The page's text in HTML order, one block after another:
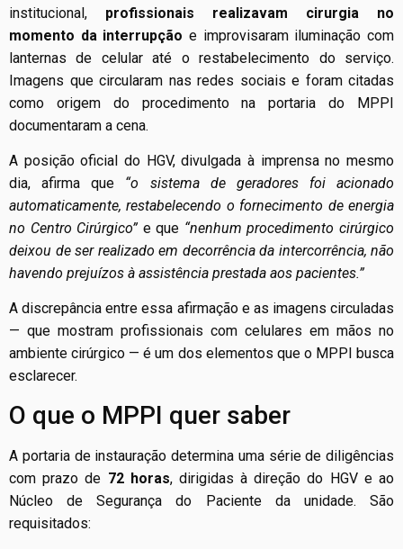
institucional, profissionais realizavam cirurgia no
momento da interrupção e improvisaram iluminação com
lanternas de celular até o restabelecimento do serviço.
Imagens que circularam nas redes sociais e foram citadas
como origem do procedimento na portaria do MPPI
documentaram a cena.
A posição oficial do HGV, divulgada à imprensa no mesmo
dia, afirma que “o sistema de geradores foi acionado
automaticamente, restabelecendo o fornecimento de energia
no Centro Cirúrgico” e que “nenhum procedimento cirúrgico
deixou de ser realizado em decorrência da intercorrência, não
havendo prejuízos à assistência prestada aos pacientes.”
A discrepância entre essa afirmação e as imagens circuladas
— que mostram profissionais com celulares em mãos no
ambiente cirúrgico — é um dos elementos que o MPPI busca
esclarecer.
O que o MPPI quer saber
A portaria de instauração determina uma série de diligências
com prazo de 72 horas, dirigidas à direção do HGV e ao
Núcleo de Segurança do Paciente da unidade. São
requisitados: